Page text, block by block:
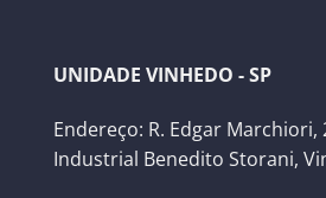
UNIDADE VINHEDO - SP
Endereço: R. Edgar
Industrial Benedito Storani,